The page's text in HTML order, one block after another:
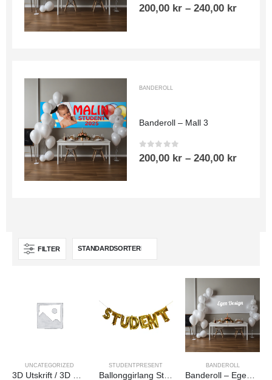
0out of 5
200,00 kr – 240,00 kr
BANDEROLL
Banderoll – Mall 3
0out of 5
200,00 kr – 240,00 kr
FILTER
UNCATEGORIZED
3D Utskrift / 3D Print
STUDENTPRESENT
Ballonggirlang Studenten
BANDEROLL
Banderoll – Egen Design